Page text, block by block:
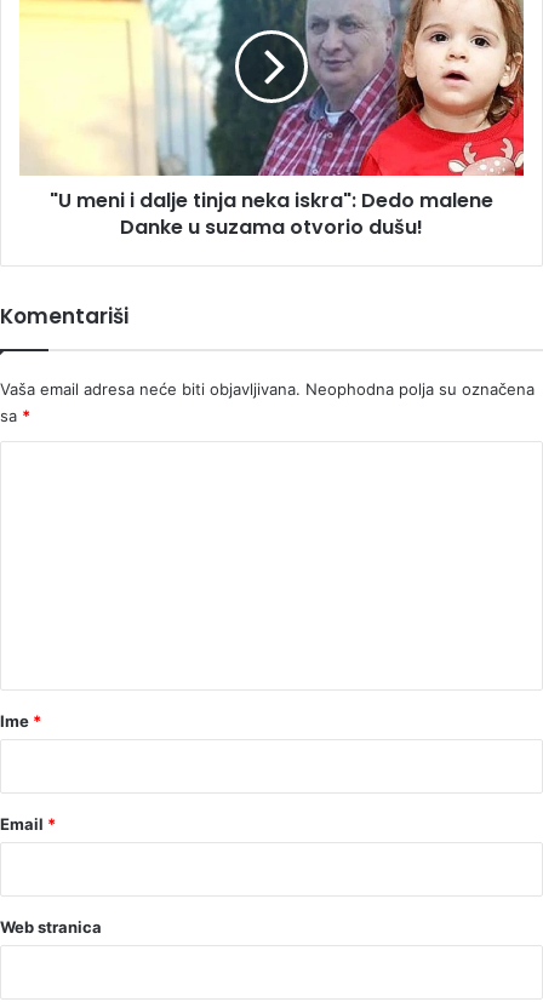
i
malene
Danke"U meni i dalje tinja neka iskra": Dedo malene
Danke u suzama otvorio dušu!
Komentariši
Vaša email adresa neće biti objavljivana. Neophodna polja su označena
sa *
rIme *
Email *
Web stranica